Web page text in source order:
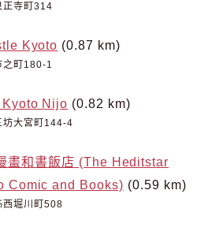
正寺町314
Kyoto (0.87 km)
之町180-1
Nijo (0.82 km)
坊大宮町144-4
畫和書飯店 (The Heditstar
Comic and Books) (0.59 km)
西堀川町508